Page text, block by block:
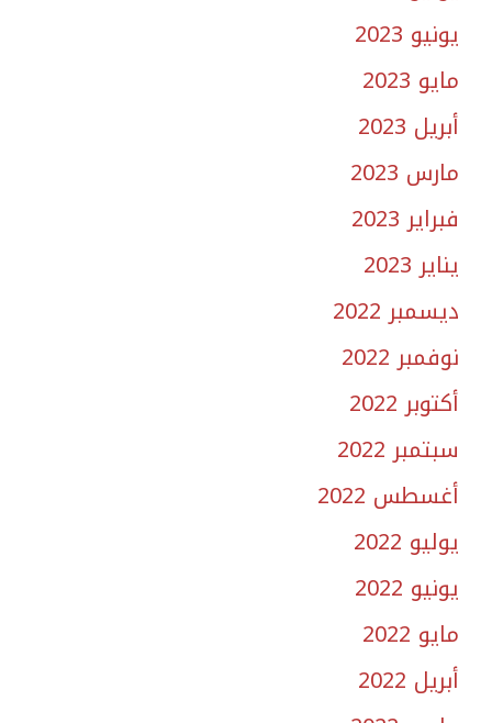
يونيو 2023
مايو 2023
أبريل 2023
مارس 2023
فبراير 2023
يناير 2023
ديسمبر 2022
نوفمبر 2022
أكتوبر 2022
سبتمبر 2022
أغسطس 2022
يوليو 2022
يونيو 2022
مايو 2022
أبريل 2022